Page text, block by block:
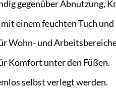
gegenüber Abnutzung,
einem feuchten Tuch
Wohn- und
Komfort unter den Füßen.
selbst verlegt werden.